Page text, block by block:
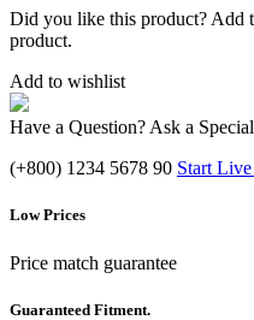
Did you like this product? Add
product.
Add to wishlist
Have a Question? Ask a
(+800) 1234 5678 90 Start
Low Prices
Price match guarantee
Guaranteed Fitment.